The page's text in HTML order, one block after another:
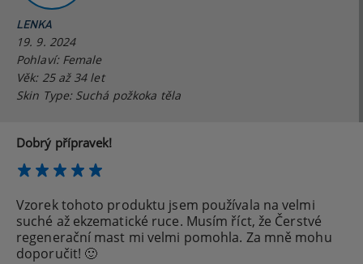
LENKA
19. 9. 2024
Pohlaví: Female
Věk: 25 až 34 let
Skin Type: Suchá požkoka těla
Dobrý přípravek!
Vzorek tohoto produktu jsem používala na velmi
suché až ekzematické ruce. Musím říct, že Čerstvé
regenerační mast mi velmi pomohla. Za mně mohu
doporučit! 🙂